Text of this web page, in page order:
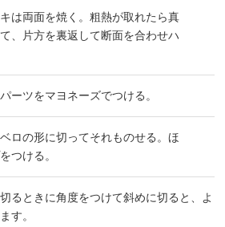
は両面を焼く。粗熱が取れたら真
、片方を裏返して断面を合わせハ
ーツをマヨネーズでつける。
ロの形に切ってそれものせる。ほ
つける。
るときに角度をつけて斜めに切ると、よ
す。